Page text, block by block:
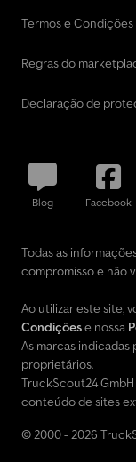
Termos e Condições
Regras do
Declaração de
Blog Facebook
Todas as
compromisso e não
Ao utilizar este site,
Condiçõese nossa
As marcas
proprietários.
TruckScout24
conteúdo de sites
© 2000 - 2026